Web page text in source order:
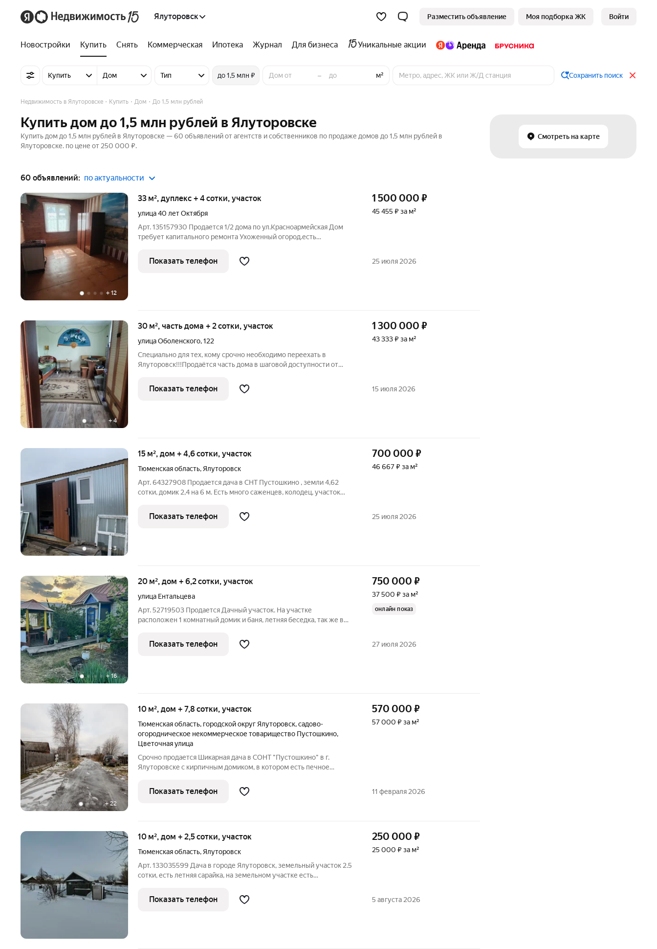
Ялуторовск Разместить объявление Моя подборка ЖК Войти
Новостройки Купить Снять Коммерческая Ипотека Журнал Для бизнеса Уникальные акции
Купить Дом Тип до 1,5 млн ₽ – м² Сохранить поиск
Смотреть на карте
Недвижимость в Ялуторовске Купить Дом До 1,5 млн рублей
Купить дом до 1,5 млн рублей в Ялуторовске
Купить дом до 1,5 млн рублей в Ялуторовске — 60 объявлений от агентств и собственников по продаже домов до 1,5 млн рублей в
Ялуторовске. по цене от 250 000 ₽.
60 объявлений: по актуальности
+ 12
33 м², дуплекс + 4 сотки, участок
улица 40 лет Октября
Арт. 135157930 Продается 1/2 дома по ул.Красноармейская Дом
требует капитального ремонта Ухоженный огород.есть
1 500 000 ₽
45 455 ₽ за м²
Показать телефон 25 июля 2026
+4
30 м², часть дома + 2 сотки, участок
улица Оболенского,122
Специально для тех, кому срочно необходимо переехать в
Ялуторовск!!!Продаётся часть дома в шаговой доступности от
для круглогодичного проживания. В доме один собственник,
заведены газ и
1 300 000 ₽
43 333 ₽ за м²
Показать телефон 15 июля 2026
+3
15 м², дом + 4,6 сотки, участок
Тюменская область, Ялуторовск
Арт. 64327908 Продается дача в СНТ Пустошкино , земли 4,62
сотки, домик 2,4 на 6 м. Есть много саженцев, колодец, участок
линолеум.
700 000 ₽
46 667 ₽ за м²
Показать телефон 25 июля 2026
+16
20 м², дом + 6,2 сотки, участок
улица Ентальцева
Арт. 52719503 Продается Дачный участок. На участке
расположен 1 комнатный домик и баня, летняя беседка, так же в
с участком на столбе. Летний водопровод. Установлен новый
деревянный
750 000 ₽
37 500 ₽ за м²
онлайн показ
Показать телефон 27 июля 2026
+22
10 м², дом + 7,8 сотки, участок
Тюменская область, городской округ Ялуторовск,садово-
огородническое некоммерческое товарищество Пустошкино,
Цветочная улица
Срочно продается Шикарная дача в СОНТ "Пустошкино" в г.
Ялуторовске с кирпичным домиком, в котором есть печное
насаждениями (яблони; вишня; смородина черная и красная;
крыжовник;слива;
570 000 ₽
57 000 ₽ за м²
Показать телефон 11 февраля 2026
10 м², дом + 2,5 сотки, участок
Тюменская область, Ялуторовск
Арт. 133035599 Дача в городе Ялуторовск, земельный участок 2.5
сотки, есть летняя сарайка, на земельном участке есть
провести электричество, 1 собственник, земля межевана
250 000 ₽
25 000 ₽ за м²
Показать телефон 5 августа 2026